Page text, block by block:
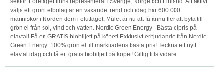
sektor. Företaget finns representerat i Sverige, Norge och Finland. Att aktivt
välja ett grönt elbolag är en växande trend och idag har 600 000
människor i Norden dem i eluttaget. Målet är nu att få ännu fler att byta till
grön el från sol, vind och vatten. Nordic Green Energy - Bästa elpris på
elavtal! Få en GRATIS biobiljett på köpet! Exklusivt erbjudande från Nordic
Green Energy: 100% grön el till marknadens bästa pris! Teckna ett nytt
elavtal idag och få en gratis biobiljett på köpet! Giltig tills vidare.